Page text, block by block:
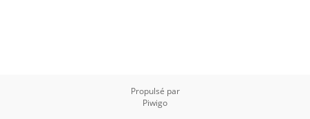
Propulsé par
Piwigo